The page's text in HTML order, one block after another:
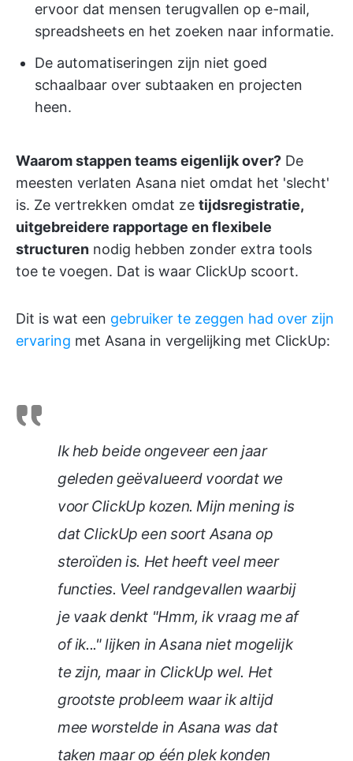
ervoor dat mensen terugvallen op e-mail,
spreadsheets en het zoeken naar informatie.
De automatiseringen zijn niet goed
schaalbaar over subtaaken en projecten
heen.
Waarom stappen teams eigenlijk over? De
meesten verlaten Asana niet omdat het 'slecht'
is. Ze vertrekken omdat ze tijdsregistratie,
uitgebreidere rapportage en flexibele
structuren nodig hebben zonder extra tools
toe te voegen. Dat is waar ClickUp scoort.
Dit is wat een gebruiker te zeggen had over zijn
ervaring met Asana in vergelijking met ClickUp:
Ik heb beide ongeveer een jaar
geleden geëvalueerd voordat we
voor ClickUp kozen. Mijn mening is
dat ClickUp een soort Asana op
steroïden is. Het heeft veel meer
functies. Veel randgevallen waarbij
je vaak denkt "Hmm, ik vraag me af
of ik..." lijken in Asana niet mogelijk
te zijn, maar in ClickUp wel. Het
grootste probleem waar ik altijd
mee worstelde in Asana was dat
taken maar op één plek konden